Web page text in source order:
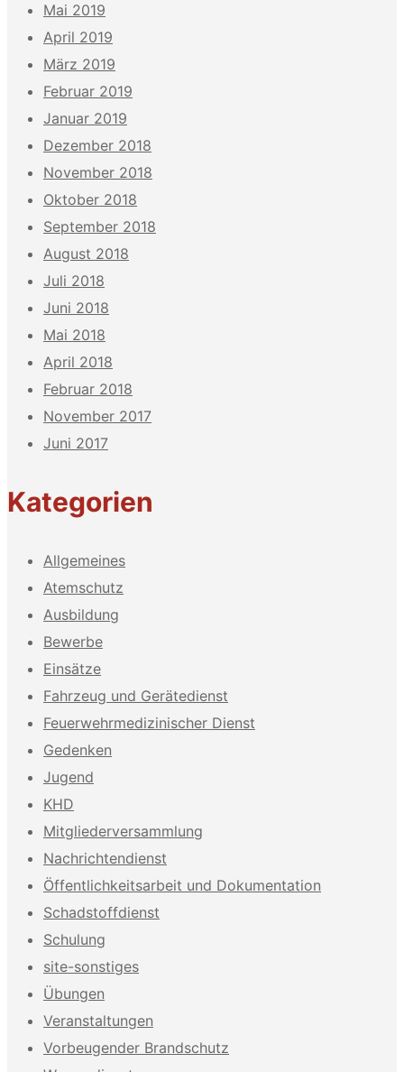
Mai 2019
April 2019
März 2019
Februar 2019
Januar 2019
Dezember 2018
November 2018
Oktober 2018
September 2018
August 2018
Juli 2018
Juni 2018
Mai 2018
April 2018
Februar 2018
November 2017
Juni 2017
Kategorien
Allgemeines
Atemschutz
Ausbildung
Bewerbe
Einsätze
Fahrzeug und Gerätedienst
Feuerwehrmedizinischer Dienst
Gedenken
Jugend
KHD
Mitgliederversammlung
Nachrichtendienst
Öffentlichkeitsarbeit und Dokumentation
Schadstoffdienst
Schulung
site-sonstiges
Übungen
Veranstaltungen
Vorbeugender Brandschutz